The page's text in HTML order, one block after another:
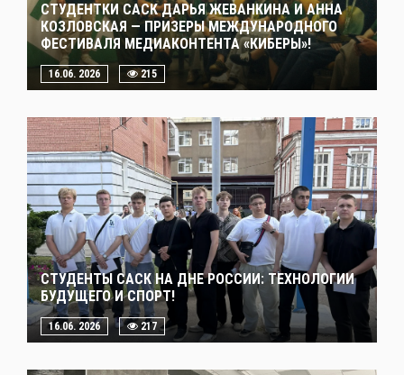
СТУДЕНТКИ САСК ДАРЬЯ ЖЕВАНКИНА И АННА
КОЗЛОВСКАЯ — ПРИЗЕРЫ МЕЖДУНАРОДНОГО
ФЕСТИВАЛЯ МЕДИАКОНТЕНТА «КИБЕРЫ»!
16.06. 2026 215
СТУДЕНТЫ САСК НА ДНЕ РОССИИ: ТЕХНОЛОГИИ
БУДУЩЕГО И СПОРТ!
16.06. 2026 217